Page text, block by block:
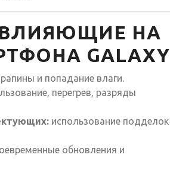
НА
GALAXY
и попадание влаги.
перегрев, разряды
использование подделок
обновления и